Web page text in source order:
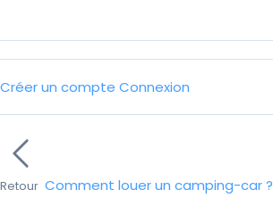
Créer un compte Connexion
Retour Comment louer un camping-car ?